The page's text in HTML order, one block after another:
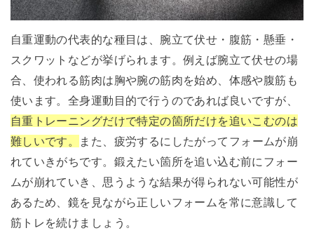
自重運動の代表的な種目は、腕立て伏せ・腹筋・懸垂・
スクワットなどが挙げられます。例えば腕立て伏せの場
合、使われる筋肉は胸や腕の筋肉を始め、体感や腹筋も
使います。全身運動目的で行うのであれば良いですが、
自重トレーニングだけで特定の箇所だけを追いこむのは
難しいです。
また、 疲労するにしたがってフォームが崩
れていきがちです。鍛えたい箇所を追い込む前にフォー
ムが崩れていき、思うような結果が得られない可能性が
あるため、鏡を見ながら正しいフォームを常に意識して
筋トレを続けましょう。